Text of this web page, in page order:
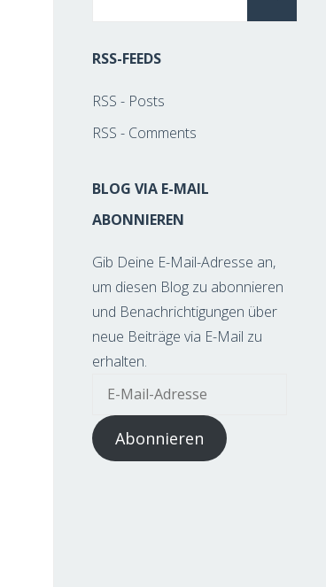
RSS-FEEDS
RSS - Posts
RSS - Comments
BLOG VIA E-MAIL
ABONNIEREN
Gib Deine E-Mail-Adresse an,
um diesen Blog zu abonnieren
und Benachrichtigungen über
neue Beiträge via E-Mail zu
erhalten.
Adresse
Abonnieren